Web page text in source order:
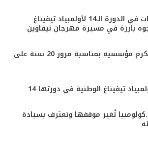
ب
ر
k
ب
أملن.. تتويج الفائزات في الدورة الـ14 لأولمبياد تيفيناغ
بارزة في مسيرة مهرجان تيفاوين
مهرجان تيفاوين يكرم مؤسسيه بمناسبة مرور 20 سنة على
تيفيناغ الوطنية في دورتها 14
تُغير موقفها وتعترف بسيادة